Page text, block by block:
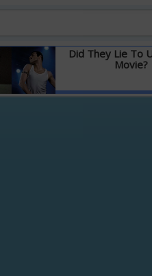
Did They Lie To
Movie?